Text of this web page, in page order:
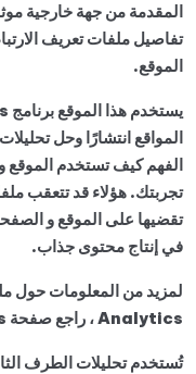
المقدمة من جهة خارجية
تفاصيل ملفات تعريف
الموقع.
المواقع انتشارًا وحل
الفهم كيف تستخدم الموقع
تجربتك. هؤلاء قد تتعقب
تقضيها على الموقع و
في إنتاج محتوى جذاب.
Analytics ، راجع صفحة Google Analytics الرسمية.
تُستخدم تحليلات الطرف